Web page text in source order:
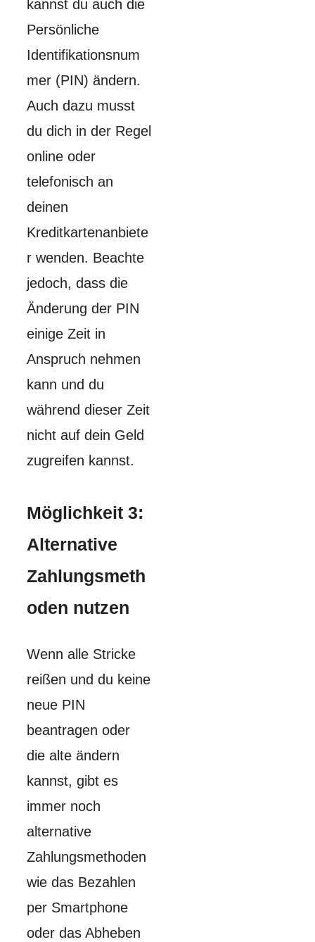
kannst du auch die
Persönliche
Identifikationsnum
mer (PIN) ändern.
Auch dazu musst
du dich in der Regel
online oder
telefonisch an
deinen
Kreditkartenanbiete
r wenden. Beachte
jedoch, dass die
Änderung der PIN
einige Zeit in
Anspruch nehmen
kann und du
während dieser Zeit
nicht auf dein Geld
zugreifen kannst.
Möglichkeit 3:
Alternative
Zahlungsmeth
oden nutzen
Wenn alle Stricke
reißen und du keine
neue PIN
beantragen oder
die alte ändern
kannst, gibt es
immer noch
alternative
Zahlungsmethoden
wie das Bezahlen
per Smartphone
oder das Abheben